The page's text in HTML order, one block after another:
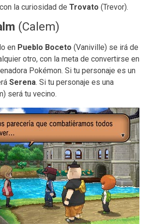
la curiosidad de Trovato (Trevor).
(Calem)
en Pueblo Boceto (Vaniville) se irá de
otro, con la meta de convertirse en
Pokémon. Si tu personaje es un
Serena. Si tu personaje es una
será tu vecino.